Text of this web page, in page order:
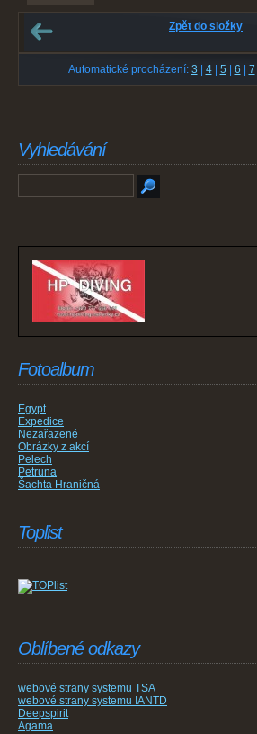
Zpět do složky
Automatické procházení: 3 4| 5 6 7
Vyhledávání
Fotoalbum
Egypt
Expedice
Nezařazené
Obrázky z akcí
Pelech
Petruna
Šachta Hraničná
Toplist
Oblíbené odkazy
webové strany systemu TSA
webové strany systemu IANTD
Deepspirit
Agama